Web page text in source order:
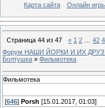
Карта сайта
Онлайн
Страница 44 из 47 « 1 2 42
Форум НАШИ ЙОРКИ И ИХ
Болтушка » Фильмотека
Фильмотека
[646] Porsh [15.01.2017, 01:03]